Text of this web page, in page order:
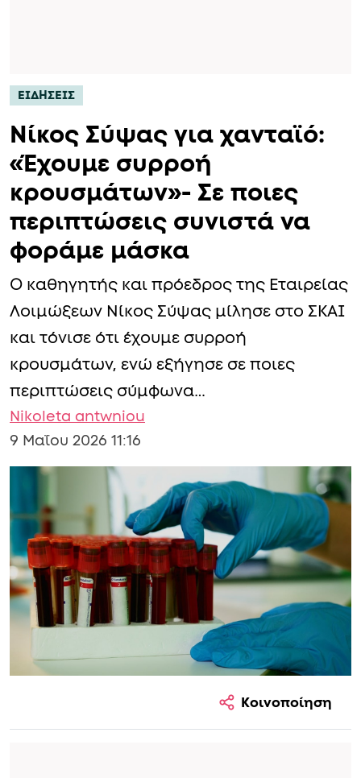
ΕΙΔΗΣΕΙΣ
Νίκος Σύψας για χανταϊό:
«Έχουμε συρροή
κρουσμάτων»- Σε ποιες
περιπτώσεις συνιστά να
φοράμε μάσκα
Ο καθηγητής και πρόεδρος της Εταιρείας
Λοιμώξεων Νίκος Σύψας μίλησε στο ΣΚΑΙ
και τόνισε ότι έχουμε συρροή
κρουσμάτων, ενώ εξήγησε σε ποιες
περιπτώσεις σύμφωνα…
Nikoleta antwniou
9 Μαΐου 2026 11:16
Κοινοποίηση